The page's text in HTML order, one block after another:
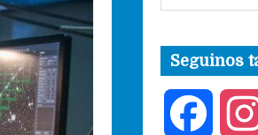
Seguinos